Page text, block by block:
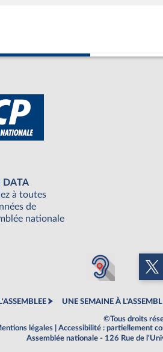
DATA
à toutes
de
nationale
UNE SEMAINE À
©Tous droits
légales
Accessibilité : partiellement
Assemblée nationale - 126 Rue de